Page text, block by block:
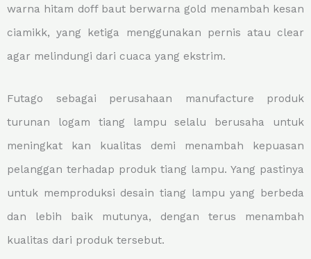
warna hitam doff baut berwarna gold menambah kesan
ciamikk, yang ketiga menggunakan pernis atau clear
agar melindungi dari cuaca yang ekstrim.
Futago sebagai perusahaan manufacture produk
turunan logam tiang lampu selalu berusaha untuk
meningkat kan kualitas demi menambah kepuasan
pelanggan terhadap produk tiang lampu. Yang pastinya
untuk memproduksi desain tiang lampu yang berbeda
dan lebih baik mutunya, dengan terus menambah
kualitas dari produk tersebut.